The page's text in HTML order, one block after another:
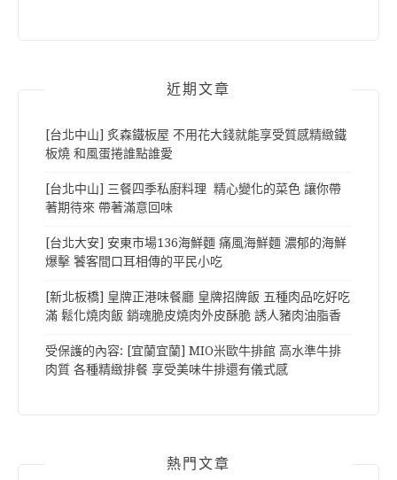
近期文章
[台北中山] 炙森鐵板屋 不用花大錢就能享受質感精緻鐵
板燒 和風蛋捲誰點誰愛
[台北中山] 三餐四季私廚料理 精心變化的菜色 讓你帶
著期待來 帶著滿意回味
[台北大安] 安東市場136海鮮麵 痛風海鮮麵 濃郁的海鮮
爆擊 饕客間口耳相傳的平民小吃
[新北板橋] 皇牌正港味餐廳 皇牌招牌飯 五種肉品吃好吃
滿 鬆化燒肉飯 銷魂脆皮燒肉外皮酥脆 誘人豬肉油脂香
受保護的內容: [宜蘭宜蘭] MIO米歐牛排館 高水準牛排
肉質 各種精緻排餐 享受美味牛排還有儀式感
熱門文章